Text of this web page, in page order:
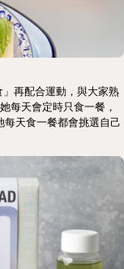
再配合運動，與大家熟
每天會定時只食一餐，
天食一餐都會挑選自己